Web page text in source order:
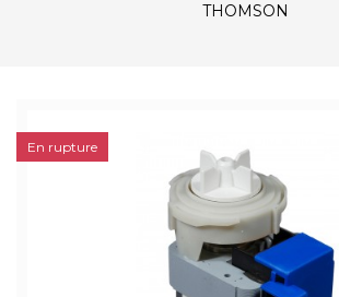
THOMSON
En rupture